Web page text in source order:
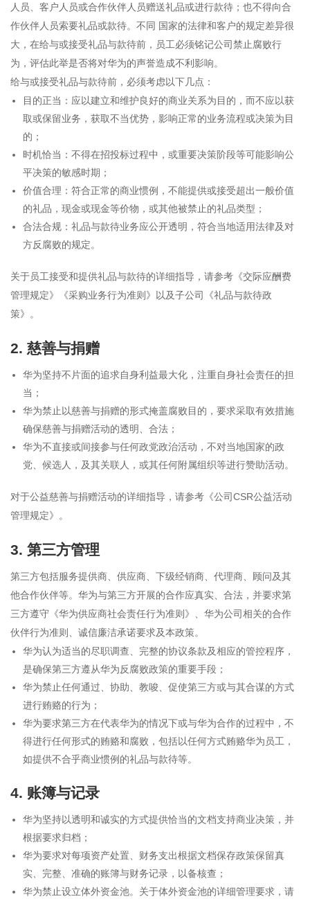
人员、客户人员或合作伙伴人员赠送礼品或进行款待；也不得向合
作伙伴人员索要礼品或款待。不同 国家的法律和客户的规定差异很
大，在给与或接受礼品与款待前，员工必须铭记公司禁止腐败行
为，评估此举是否将对华为的声誉造成不利影响。
给与或接受礼品与款待前，必须考虑以下几点：
目的正当：应以建立和维护良好的商业关系为目的，而不应以获
取或保留业务，获取不当优势，影响正常的业务流程或决策为目
的；
时机恰当：不得在招投标过程中，或重要决策阶段等可能影响公
平决策的敏感时期；
价值合理：符合正常的商业惯例，不能提供或接受超出一般价值
的礼品，现金或现金等价物，或其他被禁止的礼品类型；
合法合规：礼品与款待业务应公开透明，符合当地适用法律及对
方反腐败的规定。
关于员工接受和提供礼品与款待的详细指导，请参考《交际应酬费
管理规定》《采购业务行为准则》以及子公司《礼品与款待政
策》。
2. 慈善与捐赠
华为坚持不片面的追求自身利益最大化，注重自身社会责任的担
当；
华为禁止以慈善与捐赠的形式掩盖腐败目的，要求采取有效措施
确保慈善与捐赠活动的透明、合法；
华为不直接或间接参与任何政党政治活动，不对当地国家的政
党、候选人，及其关联人，或其任何附属组织等进行赞助活动。
对于公益慈善与捐赠活动的详细指导，请参考《公司CSR公益活动
管理规定》。
3. 第三方管理
第三方包括服务提供商、供应商、下级经销商、代理商、顾问及其
他合作伙伴等。华为与第三方开展的合作应真实、合法，并要求第
三方遵守《华为供应商社会责任行为准则》、华为公司相关的合作
伙伴行为准则、诚信廉洁承诺要求及本政策。
华为认为适当的尽职调查、完整的协议条款及相应的管控程序，
是确保第三方遵从华为反腐败政策的重要手段；
华为禁止任何通过、协助、教唆、促使第三方或与其合谋的方式
进行贿赂的行为；
华为要求第三方在代表华为的情况下或与华为合作的过程中，不
得进行任何形式的贿赂和腐败，包括以任何方式贿赂华为员工，
如提供不合乎商业惯例的礼品与款待等。
4. 账簿与记录
华为坚持以透明和诚实的方式提供恰当的文档支持商业决策，并
根据要求归档；
华为要求对每项资产处置、财务支出根据文档保存政策保留真
实、完整、准确的账簿与财务记录，以备核查；
华为禁止设立体外资金池。关于体外资金池的详细管理要求，请